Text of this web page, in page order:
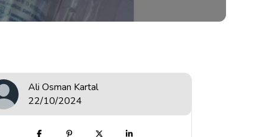
Ali Osman Kartal
22/10/2024